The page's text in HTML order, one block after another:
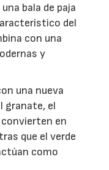
bala de paja
del
con una
y
una nueva
granate, el
en
que el verde
como